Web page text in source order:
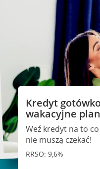
Kredyt
wakacyjne
Weź kredyt na to
nie muszą czekać!
RRSO: 9,6%